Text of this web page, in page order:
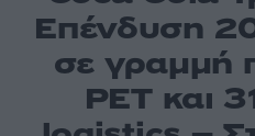
Επένδυση
σε γραμμή
PET και